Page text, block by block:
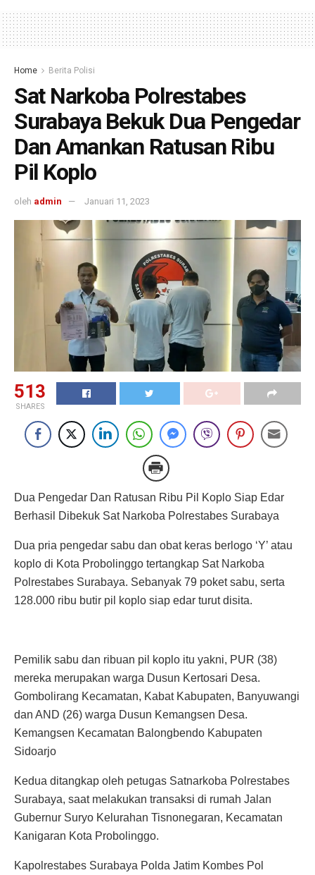
Home Berita Polisi
Sat Narkoba Polrestabes
Surabaya Bekuk Dua Pengedar
Dan Amankan Ratusan Ribu
Pil Koplo
oleh admin Januari 11, 2023
513
SHARES
Dua Pengedar Dan Ratusan Ribu Pil Koplo Siap Edar
Berhasil Dibekuk Sat Narkoba Polrestabes Surabaya
Dua pria pengedar sabu dan obat keras berlogo ‘Y’ atau
koplo di Kota Probolinggo tertangkap Sat Narkoba
Polrestabes Surabaya. Sebanyak 79 poket sabu, serta
128.000 ribu butir pil koplo siap edar turut disita.
Pemilik sabu dan ribuan pil koplo itu yakni, PUR (38)
mereka merupakan warga Dusun Kertosari Desa.
Gombolirang Kecamatan, Kabat Kabupaten, Banyuwangi
dan AND (26) warga Dusun Kemangsen Desa.
Kemangsen Kecamatan Balongbendo Kabupaten
Sidoarjo
Kedua ditangkap oleh petugas Satnarkoba Polrestabes
Surabaya, saat melakukan transaksi di rumah Jalan
Gubernur Suryo Kelurahan Tisnonegaran, Kecamatan
Kanigaran Kota Probolinggo.
Kapolrestabes Surabaya Polda Jatim Kombes Pol